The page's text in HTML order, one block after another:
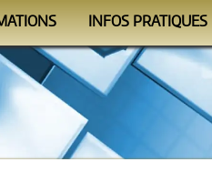
INFOS PRATIQUES
Se former
Le Formateur
Conditions